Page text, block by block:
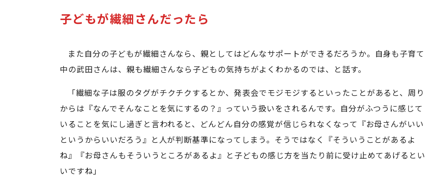
子どもが繊細さんだったら
また自分の子どもが繊細さんなら、親としてはどんなサポートができるだろうか。自身も子育て
中の武田さんは、親も繊細さんなら子どもの気持ちがよくわかるのでは、と話す。
「繊細な子は服のタグがチクチクするとか、発表会でモジモジするといったことがあると、周り
からは『なんでそんなことを気にするの？』っていう扱いをされるんです。自分がふつうに感じて
いることを気にし過ぎと言われると、どんどん自分の感覚が信じられなくなって『お母さんがいい
というからいいだろう』と人が判断基準になってしまう。そうではなく『そういうことがあるよ
ね』『お母さんもそういうところがあるよ』と子どもの感じ方を当たり前に受け止めてあげるとい
いですね」